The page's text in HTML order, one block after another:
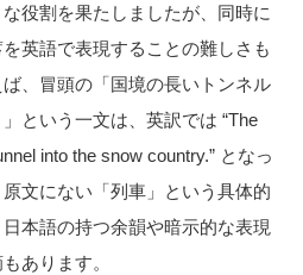
役割を果たしましたが、同時に
英語で表現することの難しさも
、冒頭の「国境の長いトンネル
という一文は、英訳では “The
into the snow country.” となっ
文にない「列車」という具体的
本語の持つ余韻や暗示的な表現
あります。